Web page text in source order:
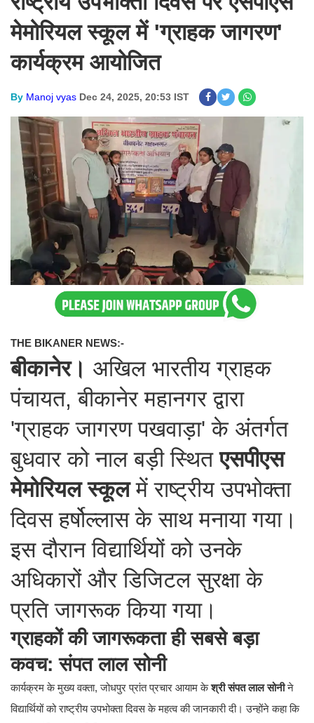
मेमोरियल स्कूल में 'ग्राहक जागरण'
कार्यक्रम आयोजित
By Manoj vyas Dec 24, 2025, 20:53 IST
THE BIKANER NEWS:-
बीकानेर। अखिल भारतीय ग्राहक
पंचायत, बीकानेर महानगर द्वारा
'ग्राहक जागरण पखवाड़ा' के अंतर्गत
बुधवार को नाल बड़ी स्थितएसपीएस
मेमोरियल स्कूलमें राष्ट्रीय उपभोक्ता
दिवस हर्षोल्लास के साथ मनाया गया।
इस दौरान विद्यार्थियों को उनके
अधिकारों और डिजिटल सुरक्षा के
प्रति जागरूक किया गया।
ग्राहकों की जागरूकता ही सबसे बड़ा
कवच: संपत लाल सोनी
​कार्यक्रम के मुख्य वक्ता, जोधपुर प्रांत प्रचार आयाम केश्री संपत लाल सोनीने
विद्यार्थियों को राष्ट्रीय उपभोक्ता दिवस के महत्व की जानकारी दी। उन्होंने कहा कि